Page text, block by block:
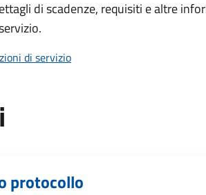
di scadenze, requisiti e altre
di servizio
protocollo